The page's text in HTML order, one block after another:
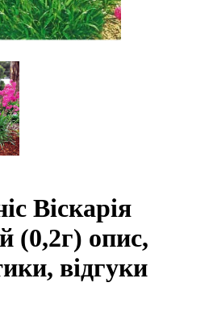
Віскарія
(0,2г) опис,
відгуки